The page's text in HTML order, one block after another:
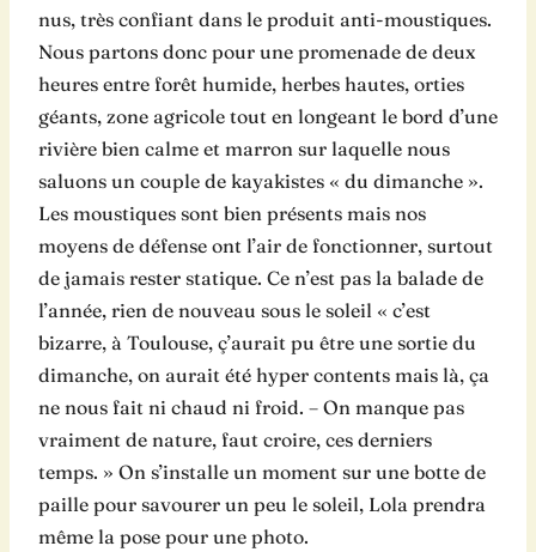
nus, très confiant dans le produit anti-moustiques.
Nous partons donc pour une promenade de deux
heures entre forêt humide, herbes hautes, orties
géants, zone agricole tout en longeant le bord d’une
rivière bien calme et marron sur laquelle nous
saluons un couple de kayakistes « du dimanche ».
Les moustiques sont bien présents mais nos
moyens de défense ont l’air de fonctionner, surtout
de jamais rester statique. Ce n’est pas la balade de
l’année, rien de nouveau sous le soleil « c’est
bizarre, à Toulouse, ç’aurait pu être une sortie du
dimanche, on aurait été hyper contents mais là, ça
ne nous fait ni chaud ni froid. – On manque pas
vraiment de nature, faut croire, ces derniers
temps. » On s’installe un moment sur une botte de
paille pour savourer un peu le soleil, Lola prendra
même la pose pour une photo.